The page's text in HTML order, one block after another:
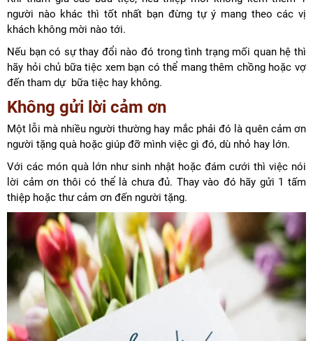
người nào khác thì tốt nhất bạn đừng tự ý mang theo các vị
khách không mời nào tới.
Nếu bạn có sự thay đổi nào đó trong tình trạng mối quan hệ thì
hãy hỏi chủ bữa tiệc xem bạn có thể mang thêm chồng hoặc vợ
đến tham dự bữa tiệc hay không.
Không gửi lời cảm ơn
Một lỗi mà nhiều người thường hay mắc phải đó là quên cảm ơn
người tặng quà hoặc giúp đỡ mình việc gì đó, dù nhỏ hay lớn.
Với các món quà lớn như sinh nhật hoặc đám cưới thì việc nói
lời cảm ơn thôi có thể là chưa đủ. Thay vào đó hãy gửi 1 tấm
thiệp hoặc thư cảm ơn đến người tặng.